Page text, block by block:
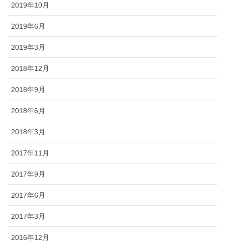
2019年10月
2019年6月
2019年3月
2018年12月
2018年9月
2018年6月
2018年3月
2017年11月
2017年9月
2017年6月
2017年3月
2016年12月